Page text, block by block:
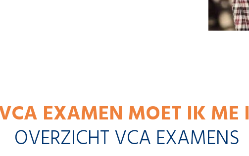
EXAMEN MOET IK ME
OVERZICHT VCA EXAMENS